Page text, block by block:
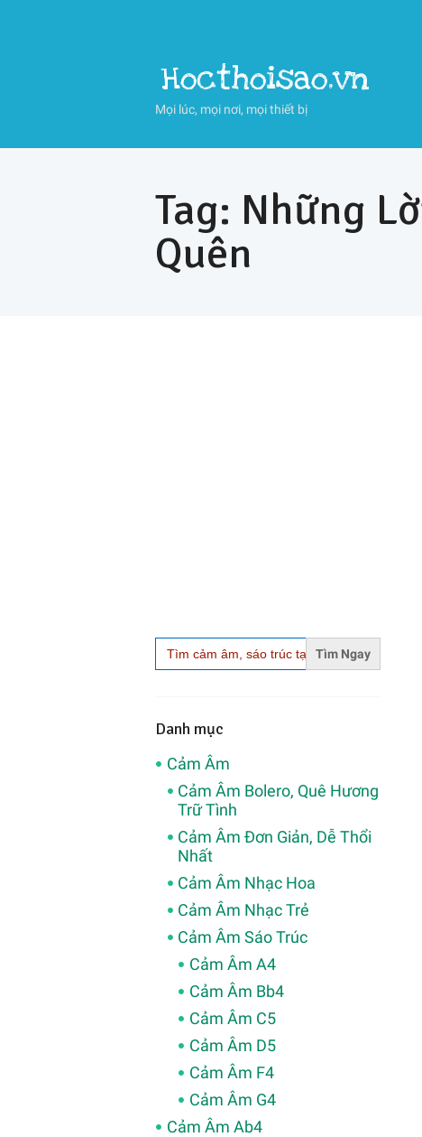
Hocthoisao.vn
Mọi lúc, mọi nơi, mọi thiết bị
Tag: Những
Quên
Search
for:
Danh mục
Cảm Âm
Cảm Âm Bolero, Quê Hương
Trữ Tình
Cảm Âm Đơn Giản, Dễ Thổi
Nhất
Cảm Âm Nhạc Hoa
Cảm Âm Nhạc Trẻ
Cảm Âm Sáo Trúc
Cảm Âm A4
Cảm Âm Bb4
Cảm Âm C5
Cảm Âm D5
Cảm Âm F4
Cảm Âm G4
Cảm Âm Ab4